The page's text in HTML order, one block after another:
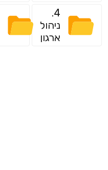
4.
ניהול
ארגון